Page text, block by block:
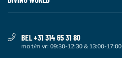
BEL +31 314 65 31 80
ma t/m vr: 09:30-12:30 & 13:00-17:00